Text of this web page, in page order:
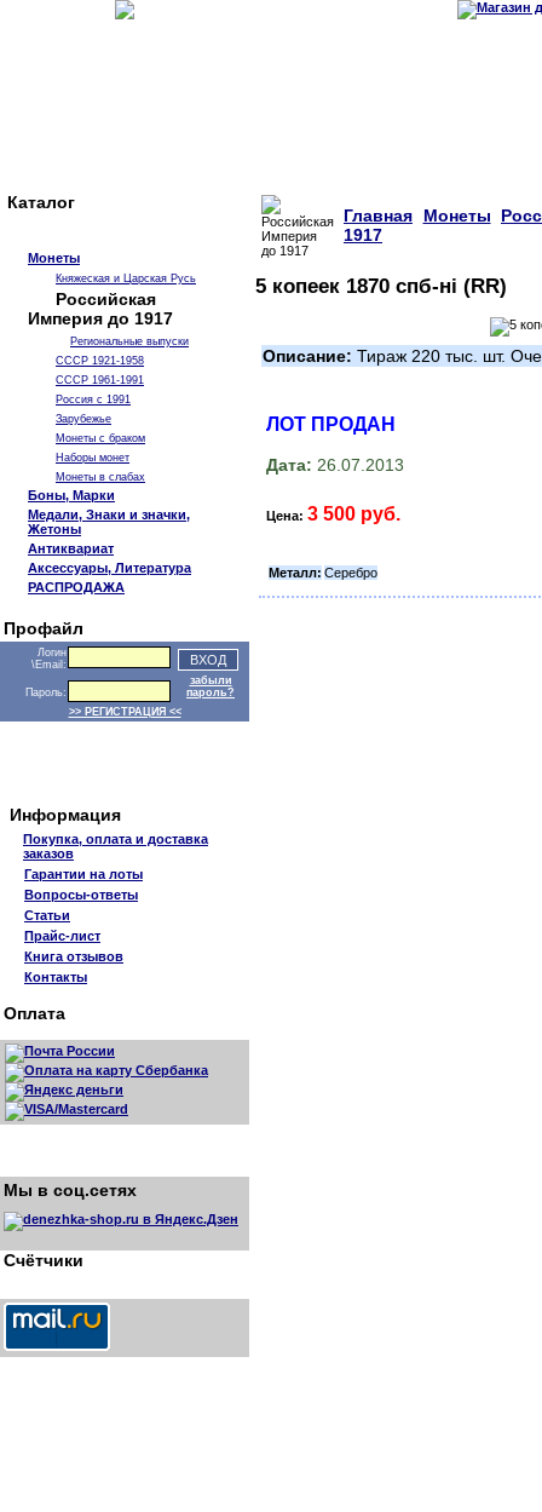
Каталог
Монеты
Княжеская и Царская Русь
Российская
Империя до 1917
Региональные выпуски
СССР 1921-1958
СССР 1961-1991
Россия с 1991
Зарубежье
Монеты с браком
Наборы монет
Монеты в слабах
Боны, Марки
Медали, Знаки и значки,
Жетоны
Антиквариат
Аксессуары, Литература
РАСПРОДАЖА
Профайл
Логин
\Email:
Пароль:
забыли
пароль?
>> РЕГИСТРАЦИЯ <<
Информация
Покупка, оплата и доставка
заказов
Гарантии на лоты
Вопросы-ответы
Статьи
Прайс-лист
Книга отзывов
Контакты
Оплата
Мы в соц.сетях
Счётчики
Главная Монеты
1917
5 копеек 1870 спб-нi (RR)
Описание: Тираж 220 тыс. шт.
ЛОТ ПРОДАН
Дата: 26.07.2013
Цена: 3 500 руб.
Металл: Серебро